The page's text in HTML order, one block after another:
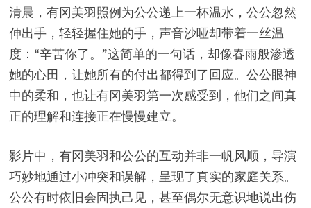
清晨，有冈美羽照例为公公递上一杯温水，公公忽然
伸出手，轻轻握住她的手，声音沙哑却带着一丝温
度：“辛苦你了。”这简单的一句话，却像春雨般渗透
她的心田，让她所有的付出都得到了回应。公公眼神
中的柔和，也让有冈美羽第一次感受到，他们之间真
正的理解和连接正在慢慢建立。
影片中，有冈美羽和公公的互动并非一帆风顺，导演
巧妙地通过小冲突和误解，呈现了真实的家庭关系。
公公有时依旧会固执己见，甚至偶尔无意识地说出伤